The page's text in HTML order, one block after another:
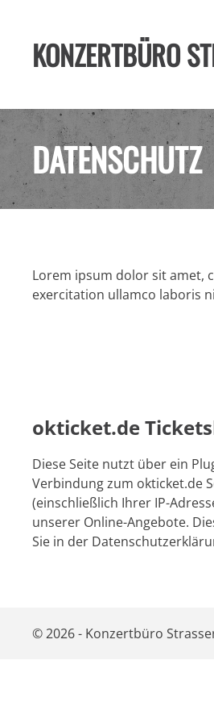
Zum Hauptinhalt springen
KONZERTBÜRO
DATENSCHUTZ
Lorem ipsum dolor sit amet,
exercitation ullamco laboris
okticket.de
Diese Seite nutzt über ein
Verbindung zum okticket.de
(einschließlich Ihrer IP-
unserer Online-Angebote.
Sie in der
© 2026 - Konzertbüro